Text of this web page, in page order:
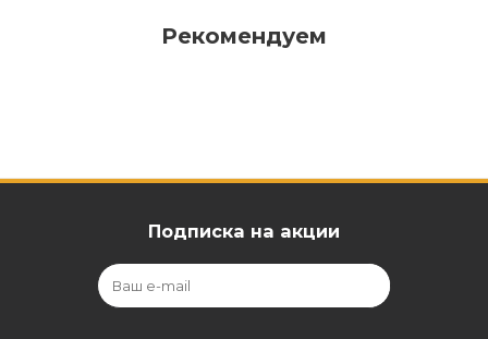
Рекомендуем
Подписка на акции